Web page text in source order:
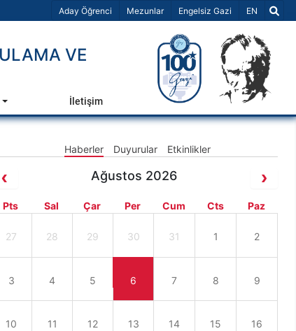
Aday Öğrenci Mezunlar Engelsiz Gazi Dil Seçiniz
EN
VE
İletişim
Haberler Duyurular Etkinlikler
Ağustos 2026
Pts Sal Çar Per Cum Cts Paz
27 28 29 30 31 1 2
3 4 5 6 7 8 9
10 11 12 13 14 15 16